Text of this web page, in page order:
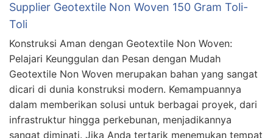
Supplier Geotextile Non Woven 150 Gram Toli-
Toli
Konstruksi Aman dengan Geotextile Non Woven:
Pelajari Keunggulan dan Pesan dengan Mudah
Geotextile Non Woven merupakan bahan yang sangat
dicari di dunia konstruksi modern. Kemampuannya
dalam memberikan solusi untuk berbagai proyek, dari
infrastruktur hingga perkebunan, menjadikannya
sangat diminati. Jika Anda tertarik menemukan tempat